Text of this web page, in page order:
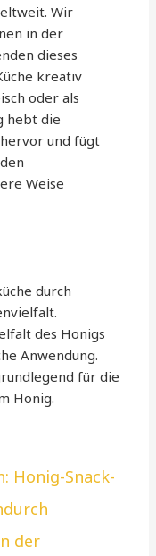
Wir
in der
dieses
kreativ
oder als
hebt die
und fügt
Weise
durch
des Honigs
Anwendung.
für die
Honig.
Honig-Snack-
der